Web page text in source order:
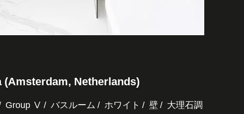
(Amsterdam, Netherlands)
Group Ⅴ バスルーム ホワイト 壁
大理石調